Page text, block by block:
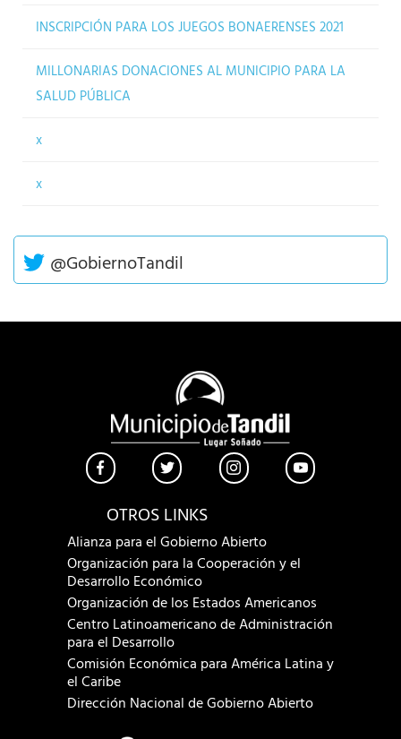
INSCRIPCIÓN PARA LOS JUEGOS BONAERENSES 2021
MILLONARIAS DONACIONES AL MUNICIPIO PARA LA
SALUD PÚBLICA
x
x
@GobiernoTandil
OTROS LINKS
Alianza para el Gobierno Abierto
Organización para la Cooperación y el
Desarrollo Económico
Organización de los Estados Americanos
Centro Latinoamericano de Administración
para el Desarrollo
Comisión Económica para América Latina y
el Caribe
Dirección Nacional de Gobierno Abierto